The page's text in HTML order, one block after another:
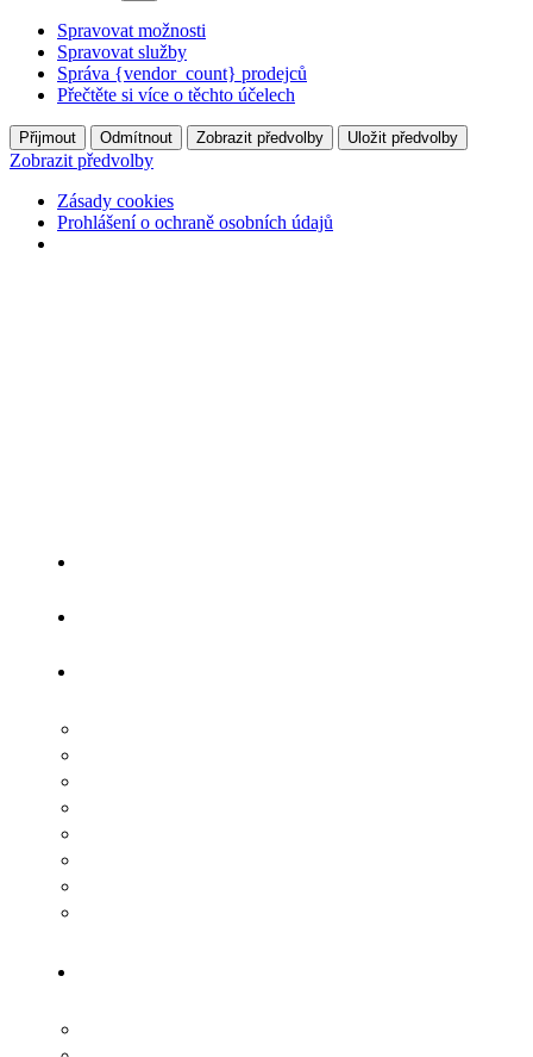
Spravovat možnosti
Spravovat služby
Správa {vendor_count} prodejců
Přečtěte si více o těchto účelech
Přijmout Odmítnout Zobrazit předvolby Uložit předvolby
Zobrazit předvolby
Zásady cookies
Prohlášení o ochraně osobních údajů